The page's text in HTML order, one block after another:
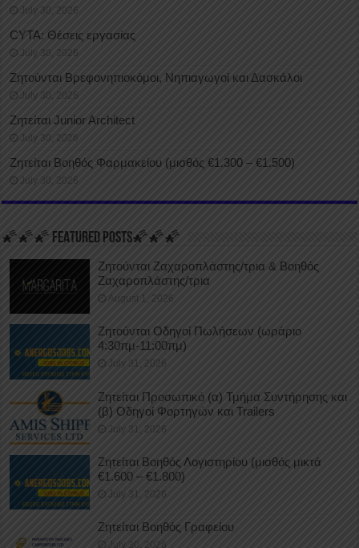
July 30, 2026
CYTA: Θέσεις εργασίας
July 30, 2026
Ζητούνται Βρεφονηπιοκόμοι, Νηπιαγωγοί και Δασκάλοι
July 30, 2026
Ζητείται Junior Architect
July 30, 2026
Ζητείται Βοηθός Φαρμακείου (μισθός €1.300 – €1.500)
July 30, 2026
🌠🌠🌠 FEATURED POSTS🌠🌠🌠
Ζητούνται Ζαχαροπλάστης/τρια & Βοηθός
Ζαχαροπλάστης/τρια
August 1, 2026
Ζητούνται Οδηγοί Πωλήσεων (ωράριο
4:30πμ-11:00πμ)
July 31, 2026
Ζητείται Προσωπικό (α) Τμήμα Συντήρησης και
(β) Οδηγοί Φορτηγών και Trailers
July 31, 2026
Ζητείται Βοηθός Λογιστηρίου (μισθός μικτά
€1.600 – €1.800)
July 31, 2026
Ζητείται Βοηθός Γραφείου
July 30, 2026